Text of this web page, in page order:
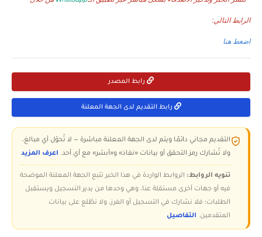
الرابط التالي:
اضغط هنا
رابط المصدر
رابط التقديم لدى الجهة المعلنة
التقديم مجاني دائمًا ويتم لدى الجهة المعلنة مباشرة — لا تُحوّل أي مبالغ،
ولا تُشارك رمز التحقق أو بيانات «نفاذ» و«أبشر» مع أي أحد. اعرف المزيد
تنويه الروابط: الروابط الواردة في هذا الخبر تتبع الجهة المعلنة الموضحة
فيه أو جهات أخرى مستقلة عنا، وهي وحدها من يدير التسجيل ويستقبل
الطلبات؛ فلا نشارك في التسجيل أو الفرز، ولا نطّلع على بيانات
المتقدمين. التفاصيل